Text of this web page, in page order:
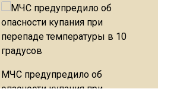
МЧС предупредило об
опасности купания при